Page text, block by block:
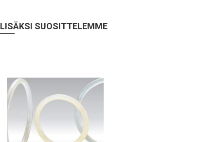
LISÄKSI SUOSITTELEMME